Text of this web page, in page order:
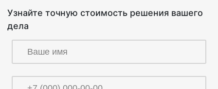
Узнайте точную стоимость решения вашего
дела